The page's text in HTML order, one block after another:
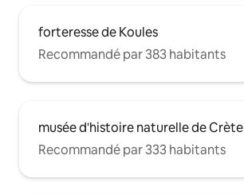
forteresse de Koules
Recommandé par 383 habitants
musée d'histoire naturelle de Crète
Recommandé par 333 habitants